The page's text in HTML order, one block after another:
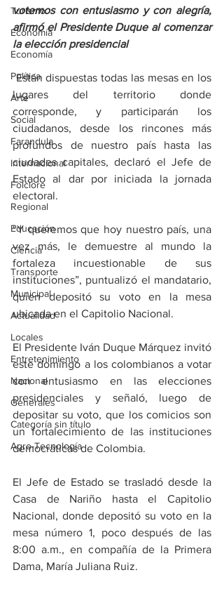
Turismo
Economía
Economía
Política
Arte
Social
Farandula
Internacional
Folclore
Regional
Educación
Ciencia
Transporte
Municipal
Actualidad
Locales
Entretenimiento
Nacional
Generales
Categoría sin título
Agro-Tecnología
votemos con entusiasmo y con alegría,
afirmó el Presidente Duque al comenzar
la elección presidencial
Están dispuestas todas las mesas en los
lugares del territorio donde
corresponde, y participarán los
ciudadanos, desde los rincones más
profundos de nuestro país hasta las
ciudades capitales, declaró el Jefe de
Estado al dar por iniciada la jornada
electoral.
“Y queremos que hoy nuestro país, una
vez más, le demuestre al mundo la
fortaleza incuestionable de sus
instituciones”, puntualizó el mandatario,
quien depositó su voto en la mesa
ubicada en el Capitolio Nacional.
El Presidente Iván Duque Márquez invitó
este domingo a los colombianos a votar
con entusiasmo en las elecciones
presidenciales y señaló, luego de
depositar su voto, que los comicios son
un fortalecimiento de las instituciones
democráticas de Colombia.
El Jefe de Estado se trasladó desde la
Casa de Nariño hasta el Capitolio
Nacional, donde depositó su voto en la
mesa número 1, poco después de las
8:00 a.m., en compañía de la Primera
Dama, María Juliana Ruiz.